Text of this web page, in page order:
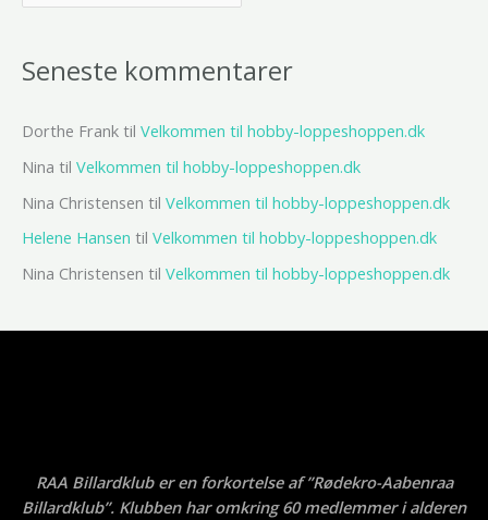
Seneste kommentarer
Dorthe Frank til Velkommen til hobby-loppeshoppen.dk
Nina til Velkommen til hobby-loppeshoppen.dk
Nina Christensen til Velkommen til hobby-loppeshoppen.dk
Helene Hansen til Velkommen til hobby-loppeshoppen.dk
Nina Christensen til Velkommen til hobby-loppeshoppen.dk
RAA Billardklub er en forkortelse af ”Rødekro-Aabenraa
Billardklub”. Klubben har omkring 60 medlemmer i alderen